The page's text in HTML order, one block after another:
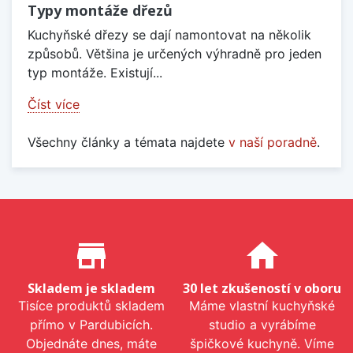
Typy montáže dřezů
Kuchyňské dřezy se dají namontovat na několik
způsobů. Většina je určených výhradně pro jeden
typ montáže. Existují...
Číst více
Všechny články a témata najdete v naší poradně.
Proč nakupovat u nás?
store_mall_directory
Skladem je skladem
Tisíce produktů skladem
přímo v Pardubicích.
Objednáte dnes, máte
home
30 let zkušeností v oboru
Máme vlastní kuchyňské
studio a vyrábíme
špičkové kuchyně. Víme